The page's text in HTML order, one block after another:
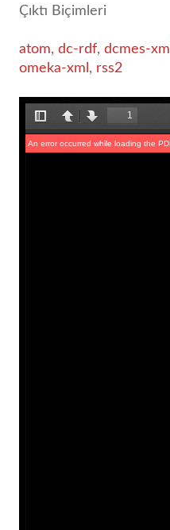
Çıktı Biçimleri
atom, dc-rdf, dcmes-xml
omeka-xml , rss2